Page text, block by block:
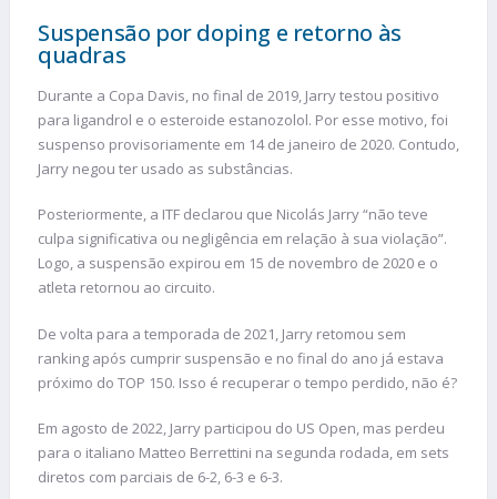
Suspensão por doping e retorno às
quadras
Durante a Copa Davis, no final de 2019, Jarry testou positivo
para ligandrol e o esteroide estanozolol. Por esse motivo, foi
suspenso provisoriamente em 14 de janeiro de 2020. Contudo,
Jarry negou ter usado as substâncias.
Posteriormente, a ITF declarou que Nicolás Jarry “não teve
culpa significativa ou negligência em relação à sua violação”.
Logo, a suspensão expirou em 15 de novembro de 2020 e o
atleta retornou ao circuito.
De volta para a temporada de 2021, Jarry retomou sem
ranking após cumprir suspensão e no final do ano já estava
próximo do TOP 150. Isso é recuperar o tempo perdido, não é?
Em agosto de 2022, Jarry participou do US Open, mas perdeu
para o italiano Matteo Berrettini na segunda rodada, em sets
diretos com parciais de 6-2, 6-3 e 6-3.